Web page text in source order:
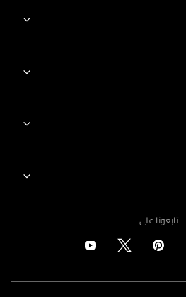
تابعونا على